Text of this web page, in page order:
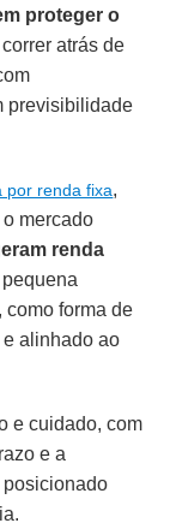
proteger o
atrás de
previsibilidade
por renda fixa,
mercado
renda
forma de
alinhado ao
e cuidado, com
e a